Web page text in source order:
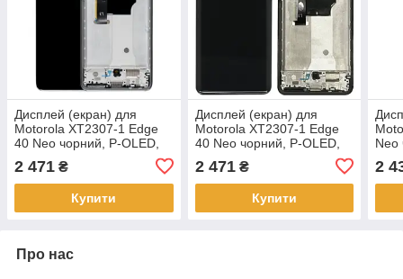
Дисплей (екран) для
Motorola XT2307-1 Edge
40 Neo чорний, P-OLED,
оригінал PRC, з рамкою,
Black
2 471 ₴
Купити
Дисплей (екран) для
Motorola XT2307-1 Edge
40 Neo чорний, P-OLED,
оригінал PRC, з рамкою,
Black
2 471₴
Купити
Neo
2
Про нас